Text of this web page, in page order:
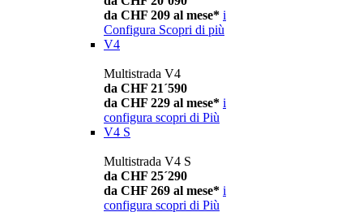
da CHF 209 al mese* i
Configura Scopri di più
V4
Multistrada V4
da CHF 21´590
da CHF 229 al mese* i
configura scopri di Più
V4 S
Multistrada V4 S
da CHF 25´290
da CHF 269 al mese* i
configura scopri di Più